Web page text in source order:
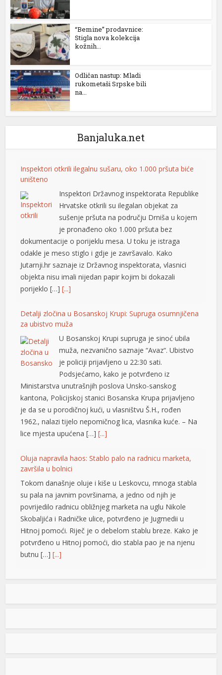
“Bemine” prodavnice:
Stigla nova kolekcija
kožnih...
Odličan nastup: Mladi
rukometaši Srpske bili
na...
Banjaluka.net
Inspektori otkrili ilegalnu sušaru, oko 1.000 pršuta biće
uništeno
Inspektori Državnog inspektorata Republike
Hrvatske otkrili su ilegalan objekat za
sušenje pršuta na području Drniša u kojem
je pronađeno oko 1.000 pršuta bez
dokumentacije o porijeklu mesa. U toku je istraga
odakle je meso stiglo i gdje je završavalo. Kako
Jutarnji.hr saznaje iz Državnog inspektorata, vlasnici
objekta nisu imali nijedan papir kojim bi dokazali
porijeklo […][...]
Detalji zločina u Bosanskoj Krupi: Supruga osumnjičena
za ubistvo muža
U Bosanskoj Krupi supruga je sinoć ubila
muža, nezvanično saznaje “Avaz“. Ubistvo
je policiji prijavljeno u 22:30 sati.
Podsjećamo, kako je potvrđeno iz
Ministarstva unutrašnjih poslova Unsko-sanskog
kantona, Policijskoj stanici Bosanska Krupa prijavljeno
je da se u porodičnoj kući, u vlasništvu Š.H., rođen
1962., nalazi tijelo nepomičnog lica, vlasnika kuće. – Na
lice mjesta upućena […][...]
Oluja napravila haos: Stablo palo na radnicu marketa,
završila u bolnici
Tokom današnje oluje i kiše u Leskovcu, mnoga stabla
su pala na javnim površinama, a jedno od njih je
povrijedilo radnicu obližnjeg marketa na uglu Nikole
Skobaljića i Radničke ulice, potvrđeno je Jugmedii u
Hitnoj pomoći. Riječ je o debelom stablu breze. Kako je
potvrđeno u Hitnoj pomoći, dio stabla pao je na njenu
butnu […][...]
Snimak s Jadrana izazvao bijes javnosti: Muškarac džet
Snimak s Kraljičine plaže u Ninu izazvao je
kako osoba na džet skiju prilazi
vodu za gašenje požara. Poznati hrvatski preduzetnik